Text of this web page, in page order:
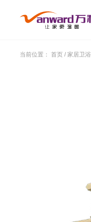
当前位置：首页 /家居卫浴